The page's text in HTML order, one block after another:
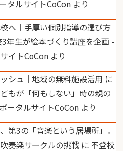
タルサイトCoCon より
へ｜手厚い個別指導の選び方
年生が絵本づくり講座を企画 -
イトCoCon より
シュ｜地域の無料施設活用 に
もが「何もしない」時の親の
ータルサイトCoCon より
第3の「音楽という居場所」。
奏楽サークルの挑戦 に 不登校